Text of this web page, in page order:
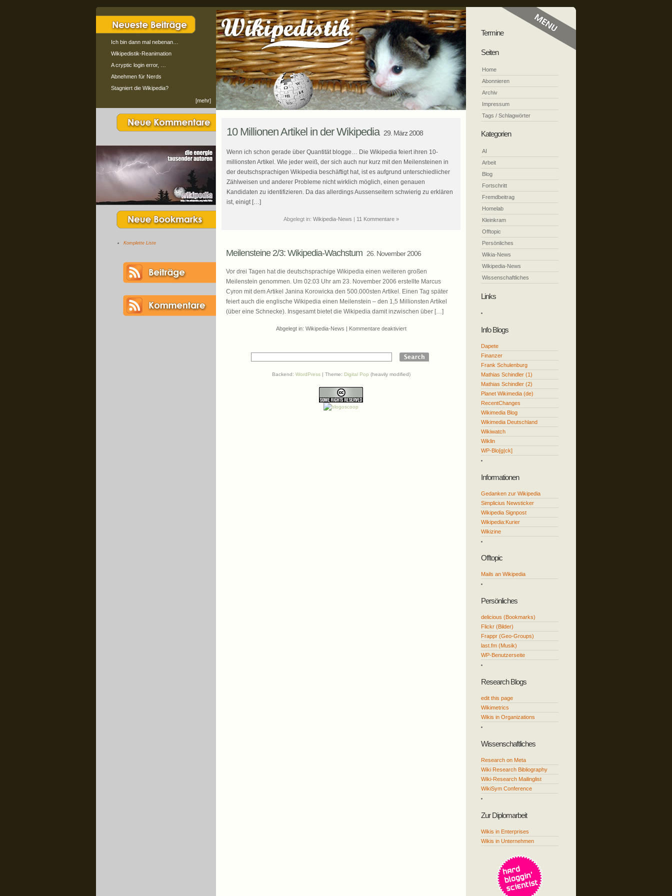
Ich bin dann mal nebenan…
Wikipedistik-Reanimation
A cryptic login error, …
Abnehmen für Nerds
Stagniert die Wikipedia?
[mehr]
Komplette Liste
10 Millionen Artikel in der Wikipedia 29. März 2008
Wenn ich schon gerade über Quantität blogge… Die Wikipedia feiert ihren 10-
millionsten Artikel. Wie jeder weiß, der sich auch nur kurz mit den Meilensteinen in
der deutschsprachigen Wikipedia beschäftigt hat, ist es aufgrund unterschiedlicher
Zählweisen und anderer Probleme nicht wirklich möglich, einen genauen
Kandidaten zu identifizieren. Da das allerdings Aussenseitern schwierig zu erklären
ist, einigt […]
Abgelegt in: Wikipedia-News | 11 Kommentare »
Meilensteine 2/3: Wikipedia-Wachstum 26. November 2006
Vor drei Tagen hat die deutschsprachige Wikipedia einen weiteren großen
Meilenstein genommen. Um 02:03 Uhr am 23. November 2006 erstellte Marcus
Cyron mit dem Artikel Janina Korowicka den 500.000sten Artikel. Einen Tag später
feiert auch die englische Wikipedia einen Meilenstein – den 1,5 Millionsten Artikel
(über eine Schnecke). Insgesamt bietet die Wikipedia damit inzwischen über […]
Abgelegt in: Wikipedia-News | Kommentare deaktiviertfür
Wikipedia-
Backend: WordPress| Theme: Digital Pop (heavily modified)
Termine
Seiten
Home
Abonnieren
Archiv
Impressum
Tags / Schlagwörter
Kategorien
AI
Arbeit
Blog
Fortschritt
Fremdbeitrag
Homelab
Kleinkram
Offtopic
Persönliches
Wikia-News
Wikipedia-News
Wissenschaftliches
Links
Info Blogs
Dapete
Finanzer
Frank Schulenburg
Mathias Schindler (1)
Mathias Schindler (2)
Planet Wikimedia (de)
RecentChanges
Wikimedia Blog
Wikimedia Deutschland
Wikiwatch
Wiklin
WP-Blo[g|ck]
Informationen
Gedanken zur Wikipedia
Simplicius Newsticker
Wikipedia Signpost
Wikipedia:Kurier
Wikizine
Offtopic
Mails an Wikipedia
Persönliches
delicious (Bookmarks)
Flickr (Bilder)
Frappr (Geo-Groups)
last.fm (Musik)
WP-Benutzerseite
Research Blogs
edit this page
Wikimetrics
Wikis in Organizations
Wissenschaftliches
Research on Meta
Wiki Research Bibliography
Wiki-Research Mailinglist
WikiSym Conference
Zur Diplomarbeit
Wikis in Enterprises
Wikis in Unternehmen